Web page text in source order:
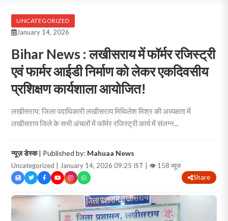
UNCATEGORIZED
January 14, 2026
Bihar News : लखीसराय में फॉर्मर रजिस्ट्री
एवं फार्मर आईडी निर्माण को लेकर एकदिवसीय
प्रशिक्षण कार्यशाला आयोजित!
लखीसराय: जिला पदाधिकारी लखीसराय मिथिलेश मिश्र की अध्यक्षता में
लखीसराय जिले के सभी अंचलों में फॉर्मर रजिस्ट्री कार्य में संलग्न...
न्यूज़ डेस्क| Published by: Mahuaa News
Uncategorized | January 14, 2026 09:25 IST | 👁 158 व्यूज
Share